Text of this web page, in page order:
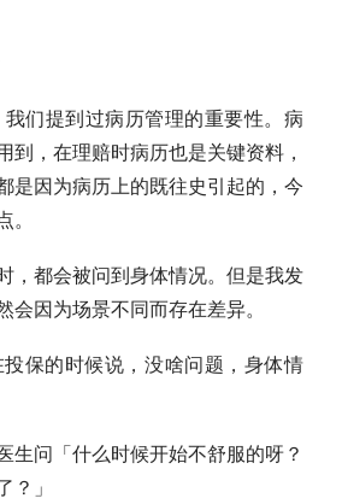
我们提到过病历管理的重要性。病
到，在理赔时病历也是关键资料，
是因为病历上的既往史引起的，今
。
，都会被问到身体情况。但是我发
会因为场景不同而存在差异。
保的时候说，没啥问题，身体情
生问「什么时候开始不舒服的呀？
？」